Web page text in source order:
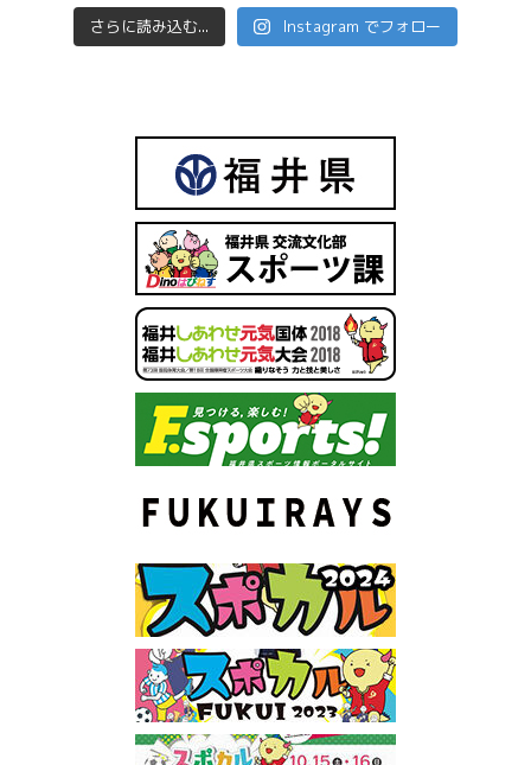
さらに読み込む... Instagram でフォロー